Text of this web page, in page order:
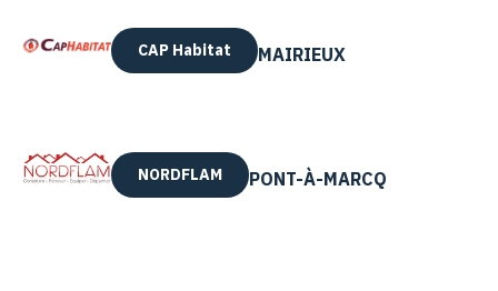
CAP Habitat MAIRIEUX
NORDFLAM PONT-À-MARCQ